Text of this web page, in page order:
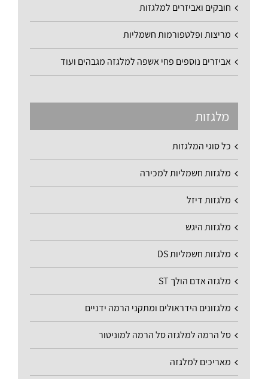
חובקים ואביזרים למלגזות
מריצות ופלטפורמות חשמליות
אביזרים נוספים פחי אשפה למלגזה מגבהים ועוד
מלגזות
כל סוגי המלגזות
מלגזות חשמליות למכירה
מלגזות דיזל
מלגזות היגש
מלגזות חשמליות DS
מלגזה אדם הולך ST
מלגזונים הידראולים ומתקני הרמה ידניים
סל הרמה למלגזה סל הרמה למוניטור
מאריכים למלגזה